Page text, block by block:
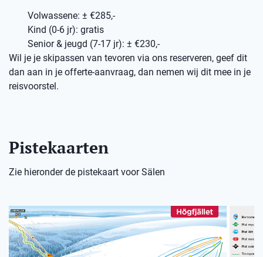
Volwassene: ± €285,-
Kind (0-6 jr): gratis
Senior & jeugd (7-17 jr): ± €230,-
Wil je je skipassen van tevoren via ons reserveren, geef dit
dan aan in je offerte-aanvraag, dan nemen wij dit mee in je
reisvoorstel.
Pistekaarten
Zie hieronder de pistekaart voor Sälen